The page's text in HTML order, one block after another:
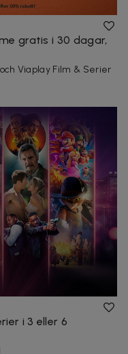
gratis i 30 dagar,
Viaplay Film & Serier
i 3 eller 6